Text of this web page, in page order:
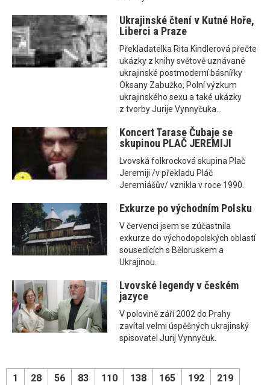
Ukrajinské čtení v Kutné Hoře,
Liberci a Praze
Překladatelka Rita Kindlerová přečte
ukázky z knihy světově uznávané
ukrajinské postmoderní básnířky
Oksany Zabužko, Polní výzkum
ukrajinského sexu a také ukázky
z tvorby Jurije Vynnyčuka...
Koncert Tarase Čubaje se
skupinou PLAČ JEREMIJI
Lvovská folkrocková skupina Plač
Jeremiji /v překladu Pláč
Jeremiášův/ vznikla v roce 1990.
Exkurze po východním Polsku
V červenci jsem se zúčastnila
exkurze do východopolských oblastí
sousedících s Běloruskem a
Ukrajinou.
Lvovské legendy v českém
jazyce
V polovině září 2002 do Prahy
zavítal velmi úspěšných ukrajinský
spisovatel Jurij Vynnyčuk.
1 28 56 83 110 138 165 192
219